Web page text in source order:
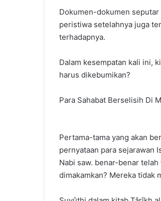
Dokumen-dokumen
peristiwa setelahnya juga
terhadapnya.
Dalam kesempatan kali ini,
harus dikebumikan?
Para Sahabat Berselisih Di
Pertama-tama yang akan
pernyataan para sejarawan
Nabi saw. benar-benar
dimakamkan? Mereka tidak